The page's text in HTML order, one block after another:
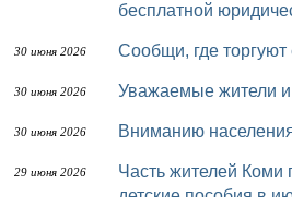
бесплатной
30 июня 2026 Сообщи, где
30 июня 2026 Уважаемые жители
30 июня 2026 Вниманию
29 июня 2026
Часть жителей Коми получит пенсии и